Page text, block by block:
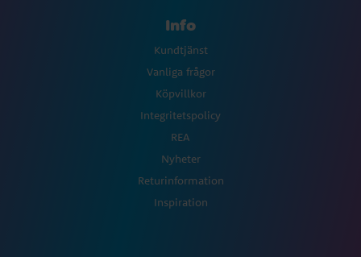
Info
Kundtjänst
Vanliga frågor
Köpvillkor
Integritetspolicy
REA
Nyheter
Returinformation
Inspiration